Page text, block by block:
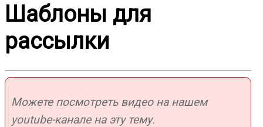
Шаблоны для
рассылки
Можете посмотреть видео на нашем
youtube-канале на эту тему.